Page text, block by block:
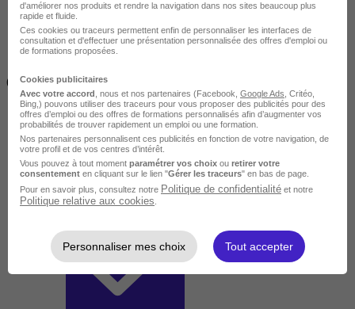
(14h)
d'améliorer nos produits et rendre la navigation dans nos sites beaucoup plus
rapide et fluide.
Ces cookies ou traceurs permettent enfin de personnaliser les interfaces de
consultation et d'effectuer une présentation personnalisée des offres d'emploi ou
de formations proposées.
Cookies publicitaires
Avec votre accord , nous et nos partenaires (Facebook, Google Ads , Critéo,
Bing,) pouvons utiliser des traceurs pour vous proposer des publicités pour des
offres d’emploi ou des offres de formations personnalisés afin d’augmenter vos
probabilités de trouver rapidement un emploi ou une formation.
Nos partenaires personnalisent ces publicités en fonction de votre navigation, de
votre profil et de vos centres d’intérêt.
Vous pouvez à tout moment paramétrer vos choix ou retirer votre
consentement en cliquant sur le lien "Gérer les traceurs" en bas de page.
Pour en savoir plus, consultez notre Politique de confidentialité et notre
Politique relative aux cookies
Personnaliser mes choix Tout accepter